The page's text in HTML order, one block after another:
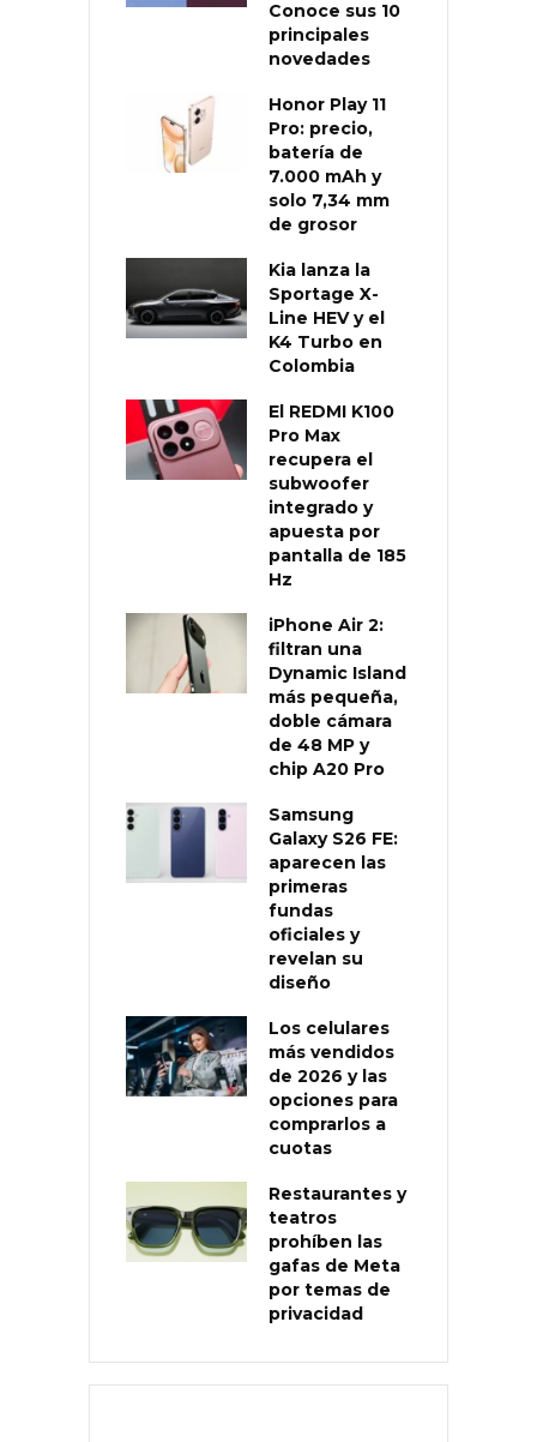
Conoce sus 10
principales
novedades
Honor Play 11
Pro: precio,
batería de
7.000 mAh y
solo 7,34 mm
de grosor
Kia lanza la
Sportage X-
Line HEV y el
K4 Turbo en
Colombia
El REDMI K100
Pro Max
recupera el
subwoofer
integrado y
apuesta por
pantalla de 185
Hz
iPhone Air 2:
filtran una
Dynamic Island
más pequeña,
doble cámara
de 48 MP y
chip A20 Pro
Samsung
Galaxy S26 FE:
aparecen las
primeras
fundas
oficiales y
revelan su
diseño
Los celulares
más vendidos
de 2026 y las
opciones para
comprarlos a
cuotas
Restaurantes y
teatros
prohíben las
gafas de Meta
por temas de
privacidad